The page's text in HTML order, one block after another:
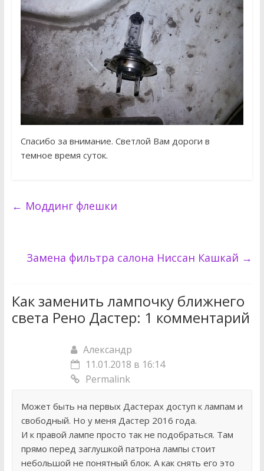
Спасибо за внимание. Светлой Вам дороги в
темное время суток.
← Моддинг флешки
Замена фильтра салона Ниссан Кашкай →
Как заменить лампочку ближнего
света Рено Дастер: 1 комментарий
Александр
11.01.2018 в 16:14
Permalink
Может быть на первых Дастерах доступ к лампам и
свободный. Но у меня Дастер 2016 года.
И к правой лампе просто так не подобраться. Там
прямо перед заглушкой патрона лампы стоит
небольшой не понятный блок. А как снять его это